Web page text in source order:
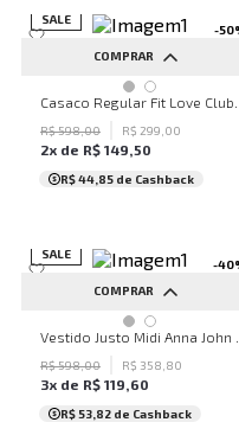
SALE
-50
COMPRAR
P M G GG
R$598,00 R$ 299 00
2x de R$ 149 50
R$ 44,85 de Cashback
SALE
-40
COMPRAR
P
R$598,00 R$ 358 80
3x de R$ 119 60
R$ 53,82 de Cashback